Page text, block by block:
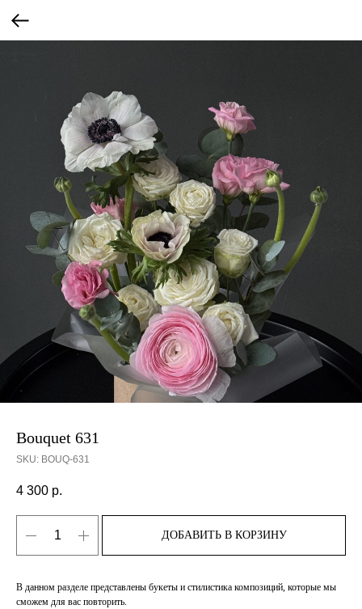
Bouquet 631
SKU: BOUQ-631
4 300 р.
ДОБАВИТЬ В КОРЗИНУ
В данном разделе представлены букеты и стилистика композиций, которые мы
сможем для вас повторить.